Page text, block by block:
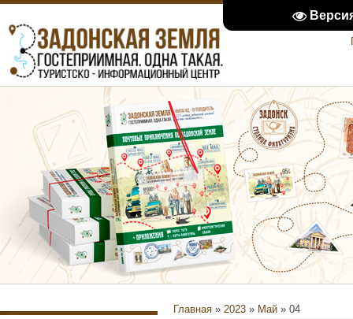
Главная » 2023 » Май » 04